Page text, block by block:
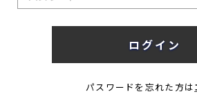
パスワードを忘れた方は